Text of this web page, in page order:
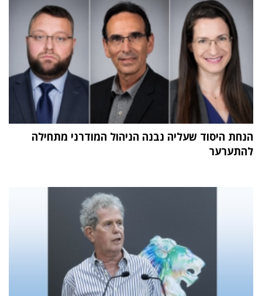
הנחת היסוד שעליה נבנה הניהול המודרני מתחילה
להתערער